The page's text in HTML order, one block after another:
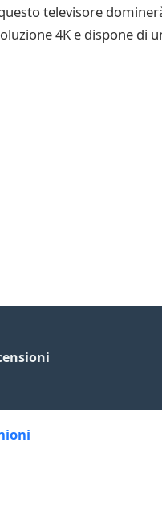
televisore
4K e dispone di